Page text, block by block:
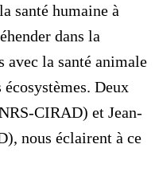
santé humaine à
dans la
avec la santé animale
Deux
CIRAD) et Jean-
nous éclairent à ce